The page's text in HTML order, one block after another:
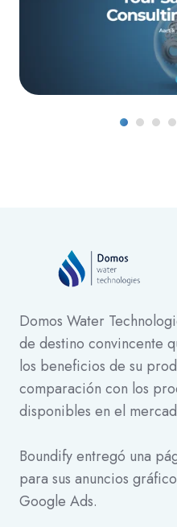
Domos Water
de destino convincente
los beneficios de su
comparación con los
disponibles en el
Boundify entregó una
para sus anuncios
Google Ads.